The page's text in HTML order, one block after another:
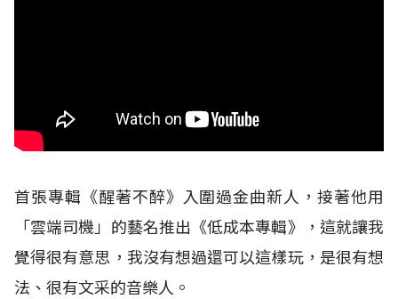
首張專輯《醒著不醉》入圍過金曲新人，接著他用
「雲端司機」的藝名推出《低成本專輯》，這就讓我
覺得很有意思，我沒有想過還可以這樣玩，是很有想
法、很有文采的音樂人。